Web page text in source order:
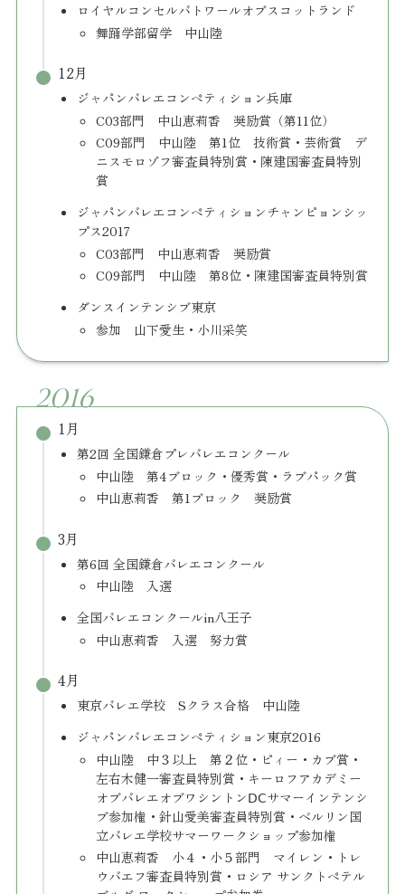
ロイヤルコンセルバトワールオブスコットランド
舞踊学部留学 中山陸
12月
ジャパンバレエコンペティション兵庫
C03部門 中山恵莉香 奨励賞（第11位）
C09部門 中山陸 第1位 技術賞・芸術賞 デ
ニスモロゾフ審査員特別賞・陳建国審査員特別
賞
ジャパンバレエコンペティションチャンピョンシッ
プス2017
C03部門 中山恵莉香 奨励賞
C09部門 中山陸 第8位・陳建国審査員特別賞
ダンスインテンシブ東京
参加 山下愛生・小川采笑
2016
1月
第2回 全国鎌倉プレバレエコンクール
中山陸 第4ブロック・優秀賞・ラブパック賞
中山恵莉香 第1ブロック 奨励賞
3月
第6回 全国鎌倉バレエコンクール
中山陸 入選
全国バレエコンクールin八王子
中山恵莉香 入選 努力賞
4月
東京バレエ学校 Sクラス合格 中山陸
ジャパンバレエコンペティション東京2016
​中山陸 中３以上 第２位・ピィー・カブ賞・
左右木健一審査員特別賞・キーロフアカデミー
オブバレエオブワシントンⅮⅭサマーインテンシ
ブ参加権・針山愛美審査員特別賞・ベルリン国
立バレエ学校サマーワークショップ参加権
中山恵莉香 小４・小５部門 マイレン・トレ
ウバエフ審査員特別賞・ロシア サンクトペテル